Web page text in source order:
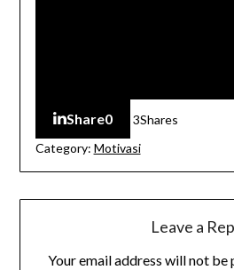
Share0 3Shares
Category: Motivasi
Leave a
Your email address will not be